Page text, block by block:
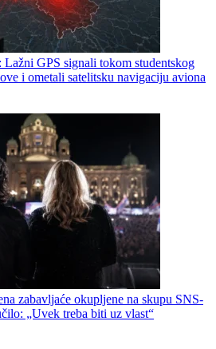
GPS signali tokom studentskog
i ometali satelitsku navigaciju aviona
zabavljaće okupljene na skupu SNS-
„Uvek treba biti uz vlast“